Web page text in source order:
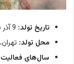
تاریخ تولد:
محل تولد:
سال‌های